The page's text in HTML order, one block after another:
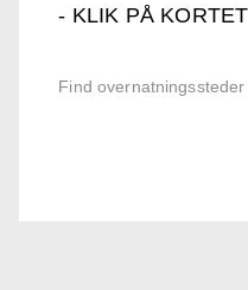
- KLIK PÅ KORTET
Find